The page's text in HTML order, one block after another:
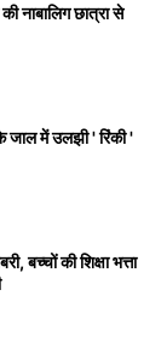
छात्रा से
जाल में उलझी ' रिंकी '
बच्चों की शिक्षा भत्ता